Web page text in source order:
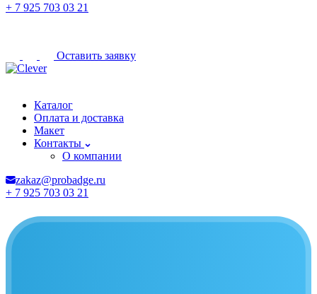
+ 7 925 703 03 21
Оставить заявку
Каталог
Оплата и доставка
Макет
Контакты
О компании
zakaz@probadge.ru
+ 7 925 703 03 21